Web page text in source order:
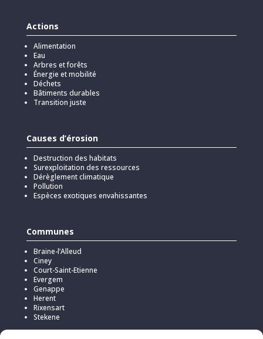
Actions
Alimentation
Eau
Arbres et forêts
Énergie et mobilité
Déchets
Bâtiments durables
Transition juste
Causes d’érosion
Destruction des habitats
Surexploitation des ressources
Dérèglement climatique
Pollution
Espèces exotiques envahissantes
Communes
Braine-l’Alleud
Ciney
Court-Saint-Etienne
Evergem
Genappe
Herent
Rixensart
Stekene